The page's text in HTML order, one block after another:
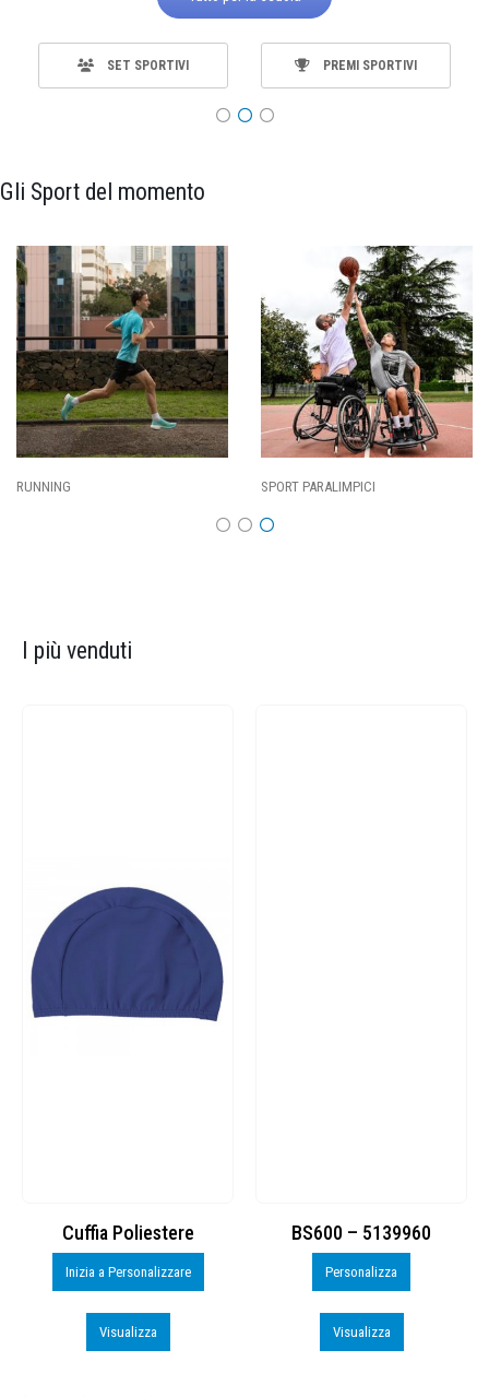
SET SPORTIVI PREMI SPORTIVI
Gli Sport del momento
SPORT PARALIMPICI
I più venduti
Cuffia Poliestere
Inizia a Personalizzare
Visualizza
BS600 – 5139960
Personalizza
Visualizza